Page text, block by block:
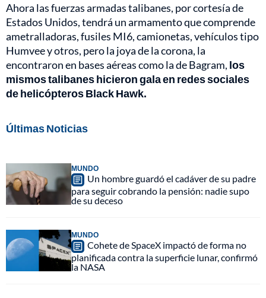
Ahora las fuerzas armadas talibanes, por cortesía de
Estados Unidos, tendrá un armamento que comprende
ametralladoras, fusiles MI6, camionetas, vehículos tipo
Humvee y otros, pero la joya de la corona, la
encontraron en bases aéreas como la de Bagram, los
mismos talibanes hicieron gala en redes sociales
de helicópteros Black Hawk.
Últimas Noticias
MUNDO
Un hombre guardó el cadáver de su padre
para seguir cobrando la pensión: nadie supo
de su deceso
MUNDO
Cohete de SpaceX impactó de forma no
planificada contra la superficie lunar, confirmó
la NASA